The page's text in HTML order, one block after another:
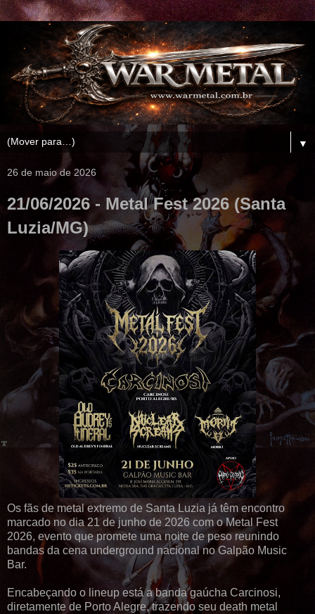
▼
26 de maio de 2026
21/06/2026 - Metal Fest 2026 (Santa
Luzia/MG)
Os fãs de metal extremo de Santa Luzia já têm encontro
marcado no dia 21 de junho de 2026 com o Metal Fest
2026, evento que promete uma noite de peso reunindo
bandas da cena underground nacional no Galpão Music
Bar.
Encabeçando o lineup está a banda gaúcha Carcinosi,
diretamente de Porto Alegre, trazendo seu death metal